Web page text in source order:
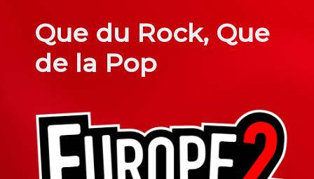
Que du Rock, Que
de la Pop